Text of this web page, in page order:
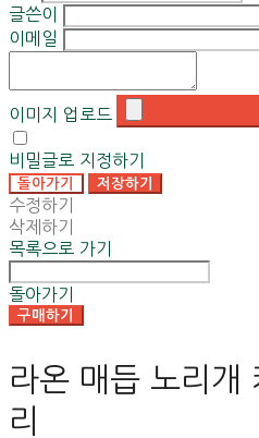
글쓴이
이메일
이미지 업로드
비밀글로 지정하기
돌아가기 저장하기
수정하기
삭제하기
목록으로 가기
돌아가기
구매하기
라온 매듭 노리개
리